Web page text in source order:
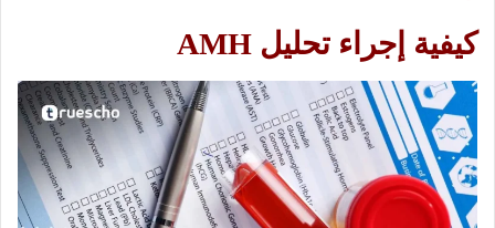
كيفية إجراء تحليل AMH